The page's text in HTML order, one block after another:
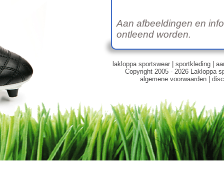
Aan afbeeldingen en
ontleend worden.
lakloppa sportswear| sportkleding|
Copyright 2005 - 2026 Lakloppa
algemene voorwaarden